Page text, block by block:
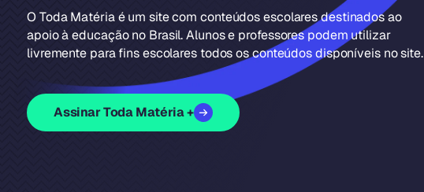
O Toda Matéria é um site com conteúdos escolares destinados ao
apoio à educação no Brasil. Alunos e professores podem utilizar
livremente para fins escolares todos os conteúdos disponíveis no site.
Assinar Toda Matéria +